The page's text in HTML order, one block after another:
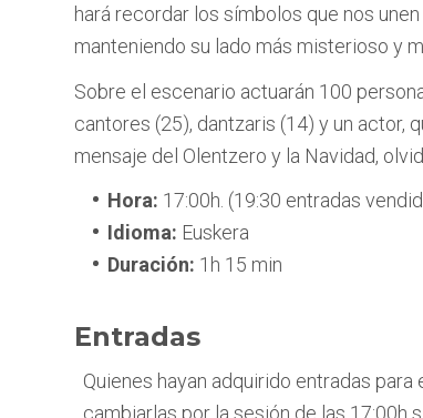
hará recordar los símbolos que nos
manteniendo su lado más misterioso y
Sobre el escenario actuarán 100
cantores (25), dantzaris (14) y un actor,
mensaje del Olentzero y la Navidad,
Hora: 17:00h. (19:30 entradas
Idioma: Euskera
Duración: 1h 15 min
Entradas
Quienes hayan adquirido entradas
cambiarlas por la sesión de las 17:00h